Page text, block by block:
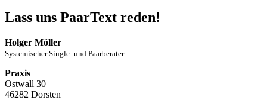
Lass uns PaarText reden!
Holger Möller
Systemischer Single- und Paarberater
Praxis
Ostwall 30
46282 Dorsten